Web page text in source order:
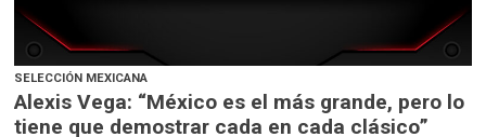
SELECCIÓN MEXICANA
Alexis Vega: “México es el más grande, pero lo
tiene que demostrar cada en cada clásico”